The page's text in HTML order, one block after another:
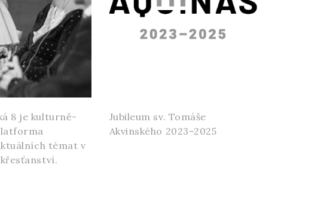
8 je kulturně-
témat v
Jubileum sv. Tomáše
Akvinského 2023–2025